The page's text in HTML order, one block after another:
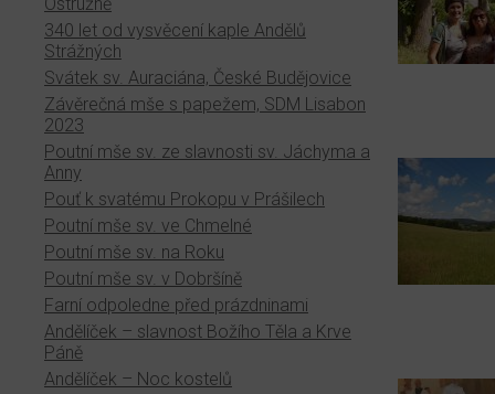
340 let od vysvěcení kaple Andělů
Strážných
Svátek sv. Auraciána, České Budějovice
Závěrečná mše s papežem, SDM Lisabon
2023
Poutní mše sv. ze slavnosti sv. Jáchyma a
Anny
Pouť k svatému Prokopu v Prášilech
Poutní mše sv. ve Chmelné
Poutní mše sv. na Roku
Poutní mše sv. v Dobršíně
Farní odpoledne před prázdninami
Andělíček – slavnost Božího Těla a Krve
Páně
Andělíček – Noc kostelů